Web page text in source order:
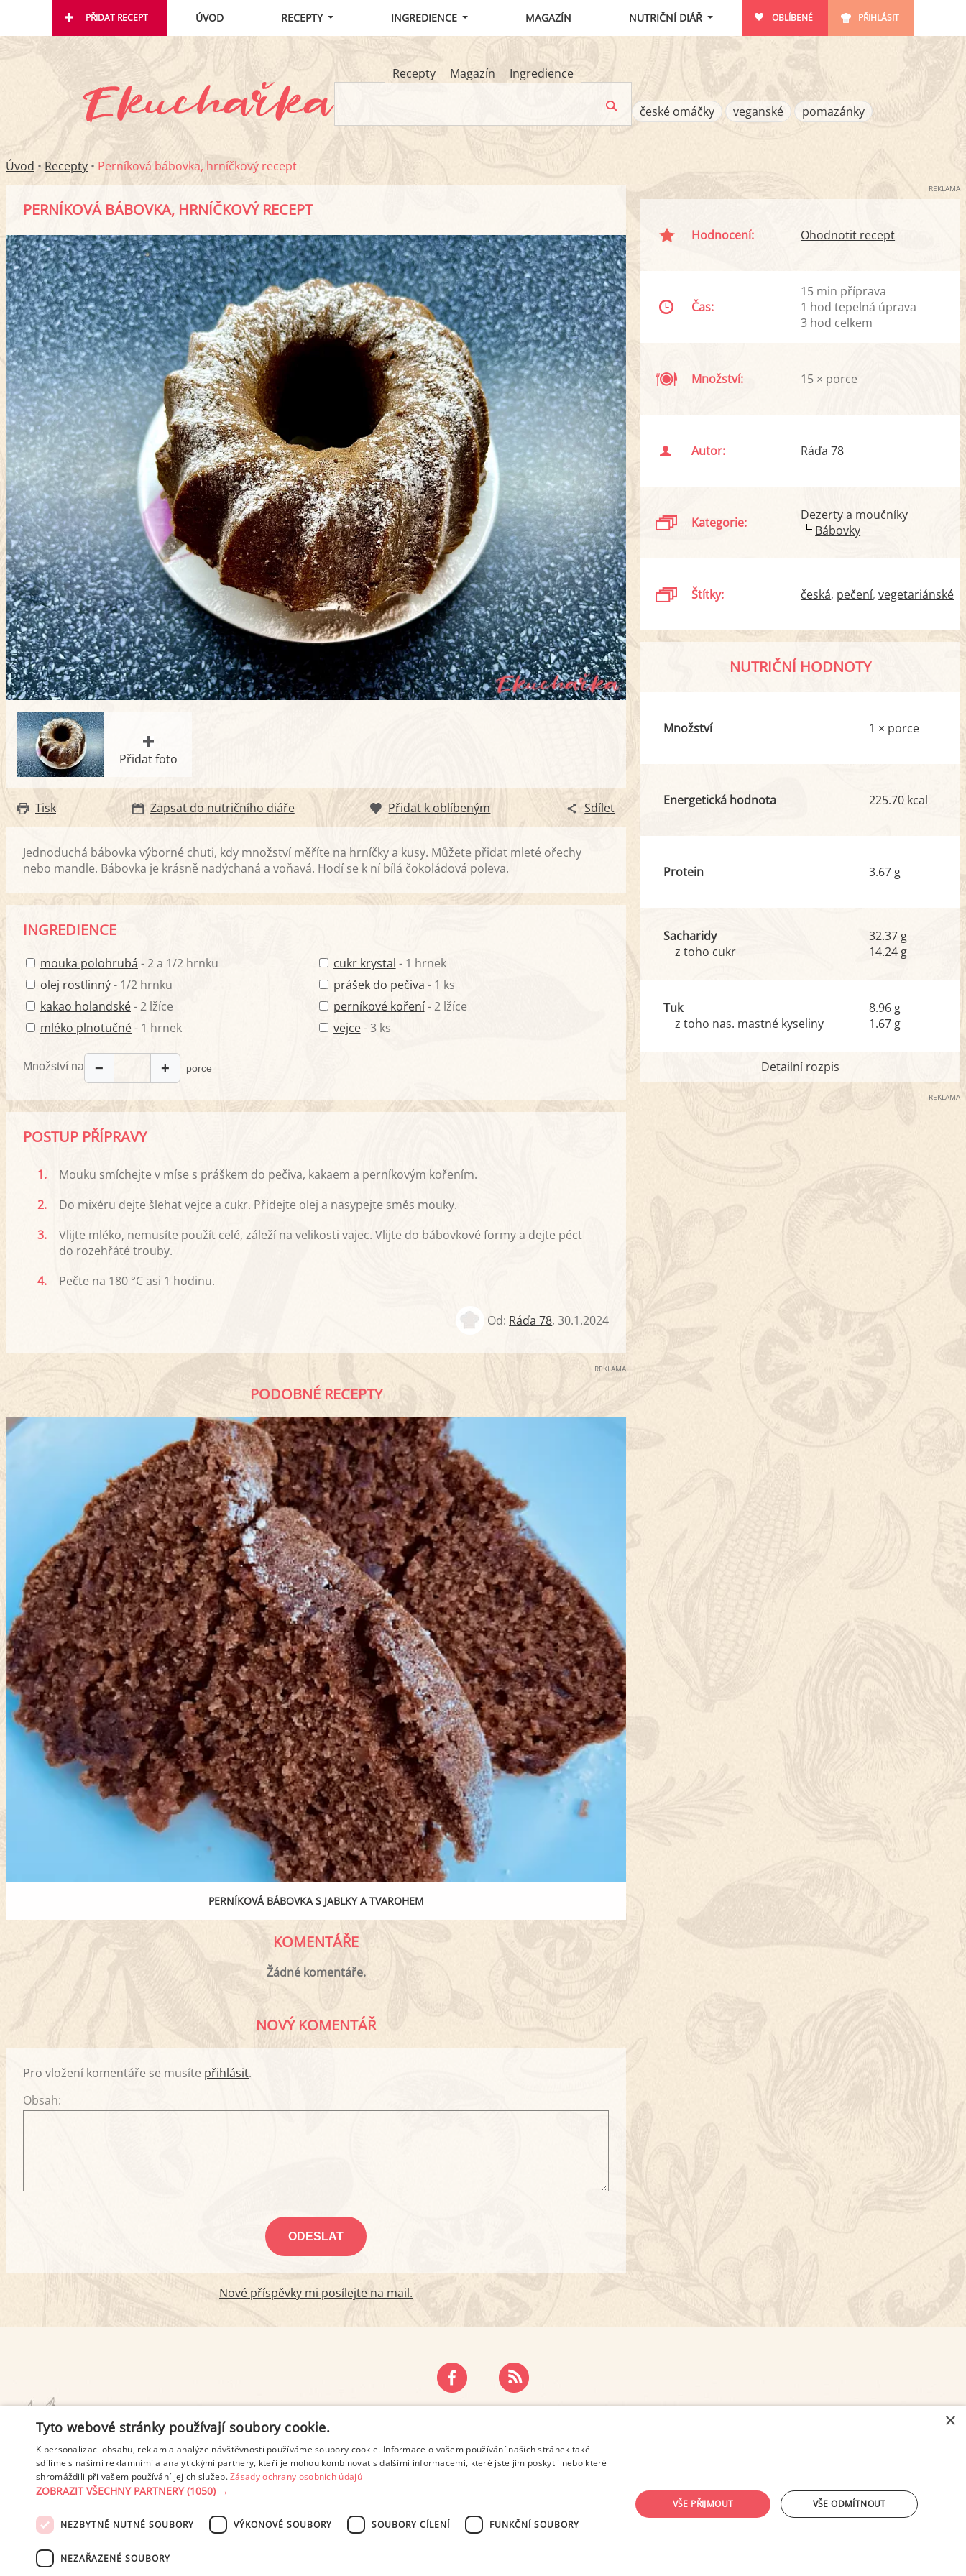
PŘIDAT RECEPT ÚVOD RECEPTY INGREDIENCE MAGAZÍN NUTRIČNÍ DIÁŘ OBLÍBENÉ PŘIHLÁSIT
Recepty Magazín Ingredience
české omáčky veganské pomazánky
Úvod • Recepty • Perníková bábovka, hrníčkový recept
PERNÍKOVÁ BÁBOVKA, HRNÍČKOVÝ RECEPT
Přidat foto
Tisk Zapsat do nutričního diáře Přidat k oblíbeným Sdílet
Jednoduchá bábovka výborné chuti, kdy množství měříte na hrníčky a kusy. Můžete přidat mleté ořechy
nebo mandle. Bábovka je krásně nadýchaná a voňavá. Hodí se k ní bílá čokoládová poleva.
INGREDIENCE
mouka polohrubá - 2 a 1/2 hrnku
olej rostlinný- 1/2 hrnku
kakao holandské- 2 lžíce
mléko plnotučné- 1 hrnek
cukr krystal - 1 hrnek
prášek do pečiva - 1 ks
perníkové koření- 2 lžíce
vejce- 3 ks
Množství na − + porce
POSTUP PŘÍPRAVY
1.
Mouku smíchejte v míse s práškem do pečiva, kakaem a perníkovým kořením.
2.
Do mixéru dejte šlehat vejce a cukr. Přidejte olej a nasypejte směs mouky.
3.
Vlijte mléko, nemusíte použít celé, záleží na velikosti vajec. Vlijte do bábovkové formy a dejte péct
do rozehřáté trouby.
4.
Pečte na 180 °C asi 1 hodinu.
Od: Ráďa 78,30.1.2024
REKLAMA
PODOBNÉ RECEPTY
PERNÍKOVÁ BÁBOVKA S JABLKY A TVAROHEM
KOMENTÁŘE
Žádné komentáře.
NOVÝ KOMENTÁŘ
Pro vložení komentáře se musíte přihlásit.
Obsah:
Nové příspěvky mi posílejte na mail.
REKLAMA
Hodnocení: Ohodnotit recept
Čas:
15 min příprava
1 hod tepelná úprava
3 hod celkem
Množství: 15 × porce
Autor: Ráďa 78
Kategorie:
Dezerty a moučníky
Bábovky
Štítky: česká pečení vegetariánské
NUTRIČNÍ HODNOTY
Množství 1 × porce
Energetická hodnota 225.70 kcal
Protein 3.67 g
Sacharidy
z toho cukr
32.37 g
14.24 g
Tuk
z toho nas. mastné kyseliny
8.96 g
1.67 g
Detailní rozpis
REKLAMA
PODMÍNKY UŽITÍ ZÁSADY OCHRANY OSOBNÍCH ÚDAJŮ ×
Tyto webové stránky používají soubory cookie.
K personalizaci obsahu, reklam a analýze návštěvnosti používáme soubory cookie. Informace o vašem používání našich stránek také
sdílíme s našimi reklamními a analytickými partnery, kteří je mohou kombinovat s dalšími informacemi, které jste jim poskytli nebo které
shromáždili při vašem používání jejich služeb.Zásady ochrany osobních údajů
ZOBRAZIT VŠECHNY PARTNERY(1050) →
NEZBYTNĚ NUTNÉ SOUBORY VÝKONOVÉ SOUBORY SOUBORY CÍLENÍ FUNKČNÍ SOUBORY
NEZAŘAZENÉ SOUBORY
VŠE PŘIJMOUT VŠE ODMÍTNOUT